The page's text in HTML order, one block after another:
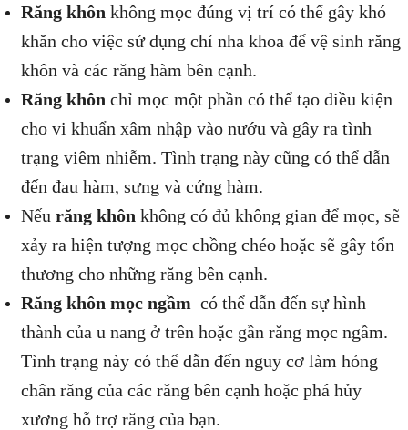
Răng khôn không mọc đúng vị trí có thể gây khó
khăn cho việc sử dụng chỉ nha khoa để vệ sinh răng
khôn và các răng hàm bên cạnh.
Răng khôn chỉ mọc một phần có thể tạo điều kiện
cho vi khuẩn xâm nhập vào nướu và gây ra tình
trạng viêm nhiễm. Tình trạng này cũng có thể dẫn
đến đau hàm, sưng và cứng hàm.
Nếu răng khôn không có đủ không gian để mọc, sẽ
xảy ra hiện tượng mọc chồng chéo hoặc sẽ gây tổn
thương cho những răng bên cạnh.
Răng khôn mọc ngầm có thể dẫn đến sự hình
thành của u nang ở trên hoặc gần răng mọc ngầm.
Tình trạng này có thể dẫn đến nguy cơ làm hỏng
chân răng của các răng bên cạnh hoặc phá hủy
xương hỗ trợ răng của bạn.